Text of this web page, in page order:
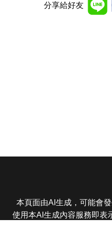
分享給好友
本頁面由AI生成，可能會
使用本AI生成內容服務即表